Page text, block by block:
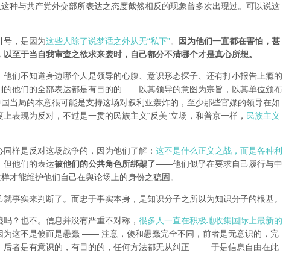
这种与共产党外交部所表达之态度截然相反的现象曾多次出现过。可以说这
号，是因为这些人除了说梦话之外从无“私下”。
因为他们一直都在害怕，甚
至于当自我审查之欲求来袭时，自己都分不清哪个才是真心所想。
们不知道身边哪个人是领导的心腹、意识形态探子、还有打小报告上瘾的
的他们的全部表达都是有目的的——以其领导的意图为宗旨，以其单位颁布
当局的本意很可能是支持这场对叙利亚轰炸的，至少那些官媒的领导在如
表现为反对，不过是一贯的民族主义“反美”立场，和普京一样， 民族主义
样是反对这场战争的，因为他们了解： 这不是什么正义之战，而是各种利
但他们的表达被他们的公共角色所绑架了——他们似乎在要求自己履行与中
才能维护他们自己在舆论场上的身份之稳固。
事实来判断了。而忠于事实本身，是知识分子之所以为知识分子的根基。
？也不。信息并没有严重不对称， 很多人一直在积极地收集国际上最新的
为这不是傻而是愚蠢 —— 注意，傻和愚蠢完全不同，前者是无意识的，完
后者是有意识的，有目的的，任何方法都无从纠正 —— 于是信息自由在此